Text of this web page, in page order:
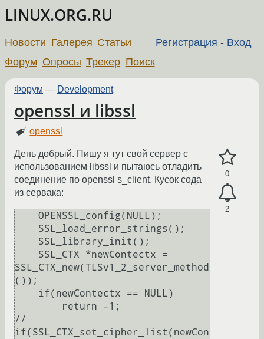
LINUX.ORG.RU
Регистрация - Вход
Новости Галерея Статьи
Форум Опросы Трекер Поиск
Форум — Development
openssl и libssl
openssl
0
2
День добрый. Пишу я тут свой сервер с
использованием libssl и пытаюсь отладить
соединение по openssl s_client. Кусок сода
из сервака:
SSL_CTX_new(TLSv1_2_server_method
());
//
if(SSL_CTX_set_cipher_list(newCon